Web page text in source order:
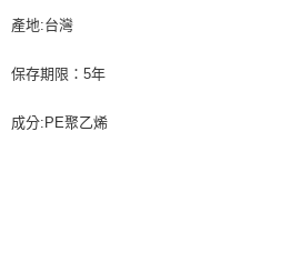
產地:台灣
保存期限：5年
成分:PE聚乙烯